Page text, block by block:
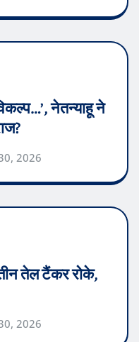
नेतन्याहू ने
2026
तेल टैंकर रोके,
2026